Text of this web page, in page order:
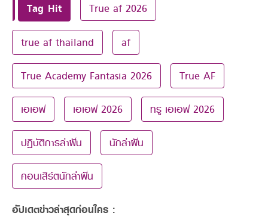
Tag Hit True af 2026
true af thailand af
True Academy Fantasia 2026 True AF
เอเอฟ เอเอฟ 2026 ทรู เอเอฟ 2026
ปฏิบัติการล่าฝัน นักล่าฝัน
คอนเสิร์ตนักล่าฝัน
อัปเดตข่าวล่าสุดก่อนใคร :